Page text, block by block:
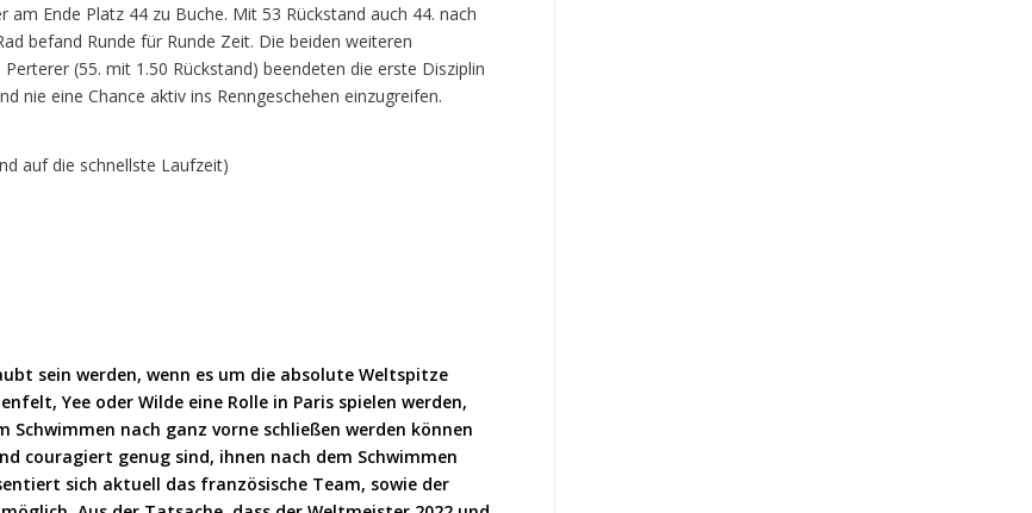
Ende Platz 44 zu Buche. Mit 53 Rückstand auch 44. nach
befand Runde für Runde Zeit. Die beiden weiteren
(55. mit 1.50 Rückstand) beendeten die erste Disziplin
nie eine Chance aktiv ins Renngeschehen einzugreifen.
auf die schnellste Laufzeit)
sein werden, wenn es um die absolute Weltspitze
Yee oder Wilde eine Rolle in Paris spielen werden,
nach ganz vorne schließen werden können
couragiert genug sind, ihnen nach dem Schwimmen
sich aktuell das französische Team, sowie der